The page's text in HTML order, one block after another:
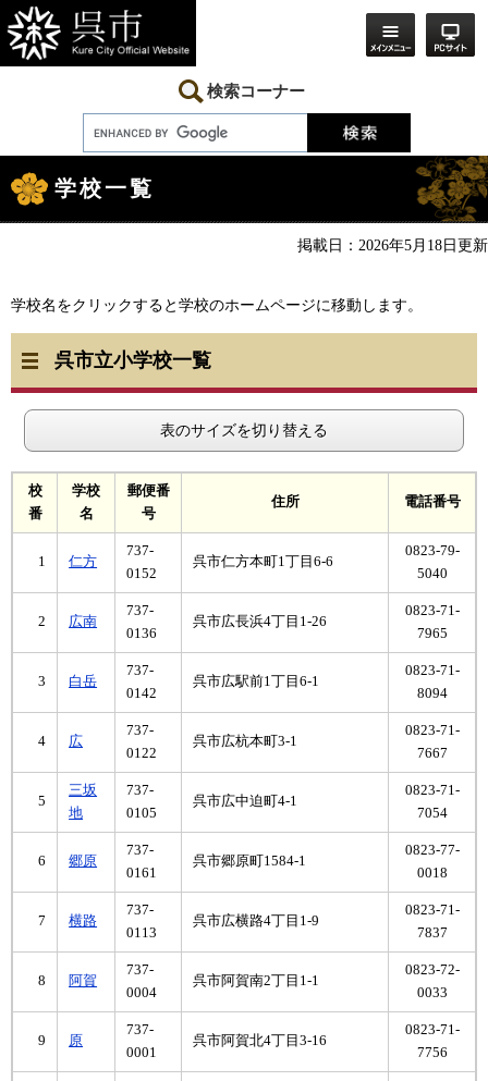
ー
ジ
の
ニ
ュ
ー
本
へ
検索コーナー
文
学校一覧
掲載日：2026年5月18日更新
学校名をクリックすると学校のホームページに移動します。
呉市立小学校一覧
表のサイズを切り替える
校
番
学校
名
郵便番
号
住所 電話番号
1 仁方
737-
0152
呉市仁方本町1丁目6-6
0823-79-
5040
2 広南
737-
0136
呉市広長浜4丁目1-26
0823-71-
7965
3 白岳
737-
0142
呉市広駅前1丁目6-1
0823-71-
8094
4 広
737-
0122
呉市広杭本町3-1
0823-71-
7667
5
三坂
地
737-
0105
呉市広中迫町4-1
0823-71-
7054
6 郷原
737-
0161
呉市郷原町1584-1
0823-77-
0018
7 横路
737-
0113
呉市広横路4丁目1-9
0823-71-
7837
8 阿賀
737-
0004
呉市阿賀南2丁目1-1
0823-72-
0033
9 原
737-
0001
呉市阿賀北4丁目3-16
0823-71-
7756